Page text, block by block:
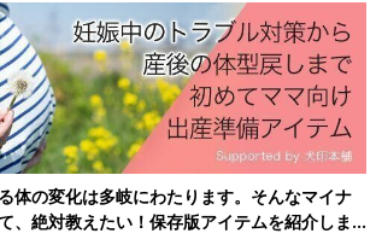
前より増えたか」という問いに「増えた」と
いました。ただでさえ難しい年代なのに、コ
タルヘルスの悪化が加わり、保護者のイライ
ではないでしょうか。
ることが続くと、子どもはどのように感じ
的に怒鳴られていると、「僕（私）はダメな
体の変化は多岐にわたります。そんなマイナ
、絶対教えたい！保存版アイテムを紹介しま